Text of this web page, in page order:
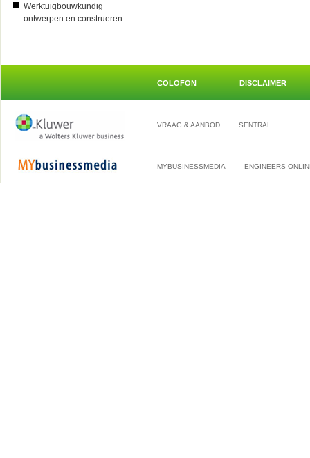
Werktuigbouwkundig
ontwerpen en construeren
COLOFON DISCLAIMER
VRAAG & AANBOD SENTRAL
MYBUSINESSMEDIA ENGINEERS